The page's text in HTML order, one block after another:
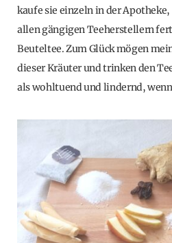
kaufe sie einzeln in der
allen gängigen Teeherstellern
Beuteltee. Zum Glück mögen
dieser Kräuter und trinken den
als wohltuend und lindernd,